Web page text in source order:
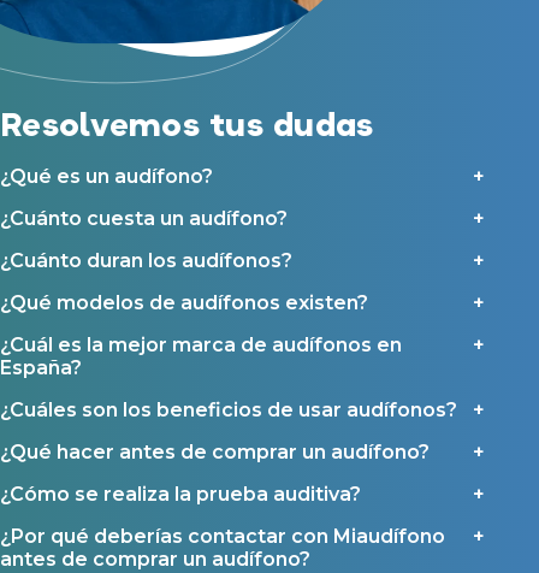
Resolvemos tus dudas
¿Qué es un audífono?
¿Cuánto cuesta un audífono?
¿Cuánto duran los audífonos?
¿Qué modelos de audífonos existen?
¿Cuál es la mejor marca de audífonos en
España?
¿Cuáles son los beneficios de usar audífonos?
¿Qué hacer antes de comprar un audífono?
¿Cómo se realiza la prueba auditiva?
¿Por qué deberías contactar con Miaudífono
antes de comprar un audífono?
Asistencia audiológica a domicilio
Seguro para audífonos
Ayudas y subvenciones
Ayuda Miaudífono hasta 200€*
Ayudas y subvenciones en La Rioja
Ayudas para audífonos en Galicia
Ayudas y subvenciones en Asturias
Contacto
y sus colaboradores según se detalla en nuestras
Acepto la cesión de estos datos a empresas colaboradoras de
Miaudífono para poder ofrecer los servicios solicitados, según se
Condiciones de uso
Al hacer click en «Contáctanos» declaras haber leído y aceptado nuestra